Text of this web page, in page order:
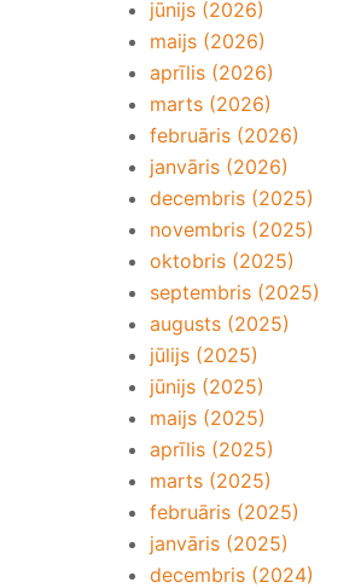
jūnijs (2026)
maijs (2026)
aprīlis (2026)
marts (2026)
februāris (2026)
janvāris (2026)
decembris (2025)
novembris (2025)
oktobris (2025)
septembris (2025)
augusts (2025)
jūlijs (2025)
jūnijs (2025)
maijs (2025)
aprīlis (2025)
marts (2025)
februāris (2025)
janvāris (2025)
decembris (2024)